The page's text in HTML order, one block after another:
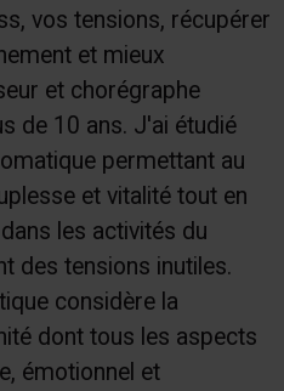
vos tensions, récupérer
et mieux
et chorégraphe
de 10 ans. J'ai étudié
permettant au
et vitalité tout en
les activités du
des tensions inutiles.
considère la
dont tous les aspects
émotionnel et